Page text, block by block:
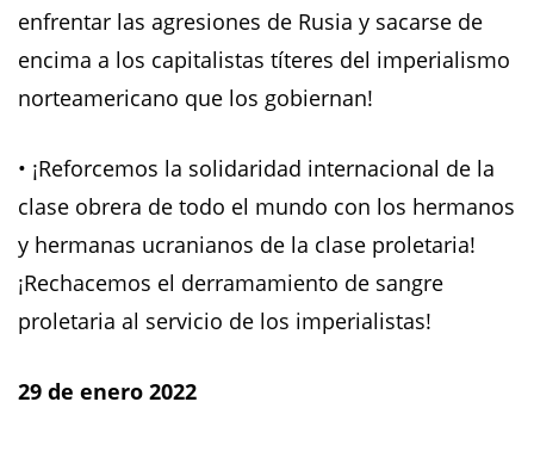
enfrentar las agresiones de Rusia y sacarse de
encima a los capitalistas títeres del imperialismo
norteamericano que los gobiernan!
• ¡Reforcemos la solidaridad internacional de la
clase obrera de todo el mundo con los hermanos
y hermanas ucranianos de la clase proletaria!
¡Rechacemos el derramamiento de sangre
proletaria al servicio de los imperialistas!
29 de enero 2022